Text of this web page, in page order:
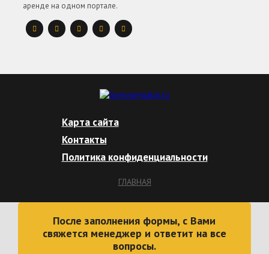
аренде на одном портале.
Карта сайта
Контакты
Политика конфиденциальности
ГЛАВНАЯ
После заполнения формы, с Вами
свяжется менеджер и ответит на все
вопросы.